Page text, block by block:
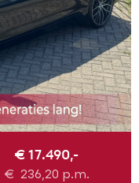
€ 17.490,-
€236,20 p.m.